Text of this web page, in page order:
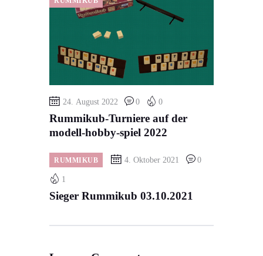
24. August 2022 0 0
Rummikub-Turniere auf der
modell-hobby-spiel 2022
RUMMIKUB 4. Oktober 2021 0
1
Sieger Rummikub 03.10.2021